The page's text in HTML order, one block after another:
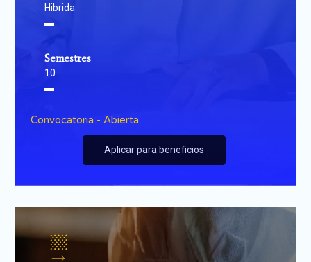
Hibrida
▬
Semestres
10
▬
Convocatoria - Abierta
Aplicar para beneficios